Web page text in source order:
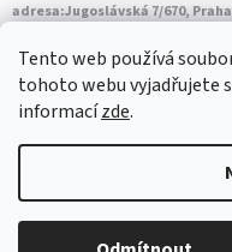
Tento web používá
tohoto webu vyjadřujete
informacízde.
adresa:Jugoslávská 7/670,
Sobota: 10:00 - 14:45
Copyright 2026U